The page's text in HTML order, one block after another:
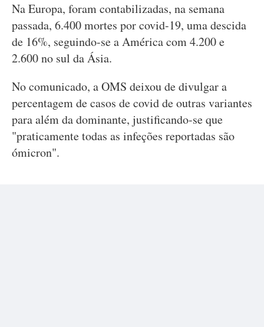
Na Europa, foram contabilizadas, na semana
passada, 6.400 mortes por covid-19, uma descida
de 16%, seguindo-se a América com 4.200 e
2.600 no sul da Ásia.
No comunicado, a OMS deixou de divulgar a
percentagem de casos de covid de outras variantes
para além da dominante, justificando-se que
"praticamente todas as infeções reportadas são
ómicron".